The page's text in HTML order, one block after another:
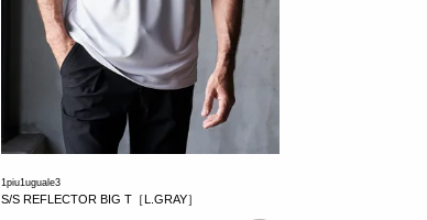
1piu1uguale3
S/S REFLECTOR BIG T［L.GRAY］